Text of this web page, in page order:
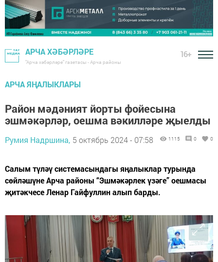
АРЧА ХӘБӘРЛӘРЕ
"Арча хәбәрләре" газетасы - Арча районы
16+
АРЧА ЯҢАЛЫКЛАРЫ
Район мәдәният йорты фойесына
эшмәкәрләр, оешма вәкилләре җыелды
Румия Надршина, 5 октябрь 2024 - 07:58 1115 0 0
Салым түләү системасындагы яңалыклар турында
сөйләшүне Арча районы “Эшмәкәрлек үзәге” оешмасы
җитәкчесе Ленар Гайфуллин алып барды.